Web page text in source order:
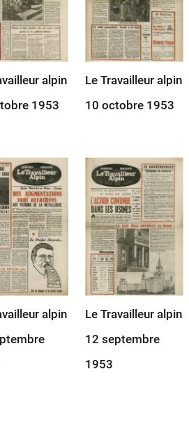
alpin
1953
Le Travailleur alpin
10 octobre 1953
alpin
Le Travailleur alpin
12 septembre
1953